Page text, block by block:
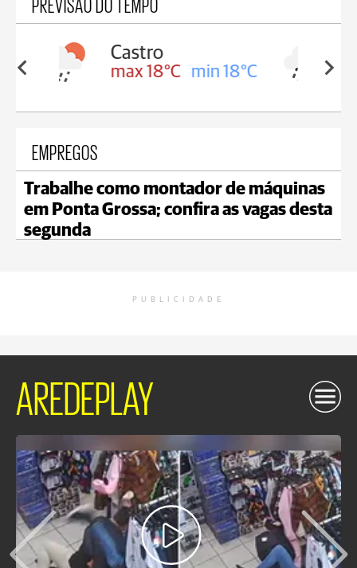
18°C
Carambeí
max 18°C min 17°C
EMPREGOS
Trabalhe como montador de máquinas
em Ponta Grossa; confira as vagas desta
segunda
PUBLICIDADE
AREDEPLAY